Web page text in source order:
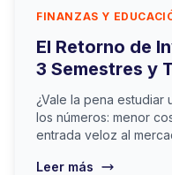
FINANZAS Y
El Retorno de
3 Semestres y
¿Vale la pena estudiar
los números: menor
entrada veloz al
Leer más